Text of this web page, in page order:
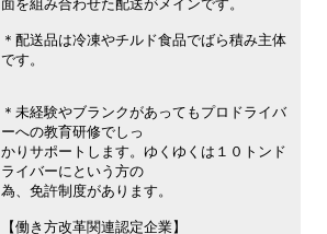
面を組み合わせた配送がメインです。
＊配送品は冷凍やチルド食品でばら積み主体
です。
＊未経験やブランクがあってもプロドライバ
ーへの教育研修でしっ
かりサポートします。ゆくゆくは１０トンド
ライバーにという方の
為、免許制度があります。
【働き方改革関連認定企業】